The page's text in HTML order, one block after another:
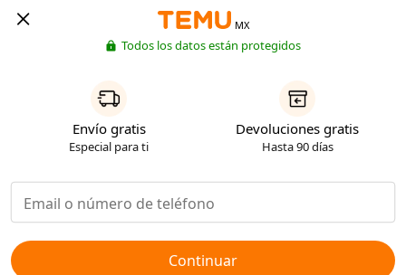
MX
Todos los datos están protegidos
Envío gratis
Especial para ti
Devoluciones gratis
Hasta 90 días
Continuar